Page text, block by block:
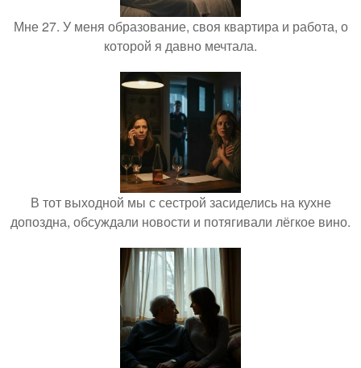
Мне 27. У меня образование, своя квартира и работа, о
которой я давно мечтала.
В тот выходной мы с сестрой засиделись на кухне
допоздна, обсуждали новости и потягивали лёгкое вино.